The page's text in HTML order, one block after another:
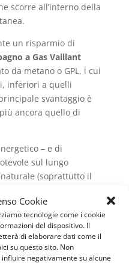
Cookie
tecnologie come i cookie
del dispositivo. Il
di elaborare dati come il
su questo sito. Non
negativamente su alcune
scorre all’interno della
un risparmio di
a Gas Vaillant
da metano o GPL, i cui
inferiori a quelli
svantaggio è
ancora quello di
– e di
sul lungo
(soprattutto il
l’accensione
calda. Un
provvedere acqua
istantaneamente.